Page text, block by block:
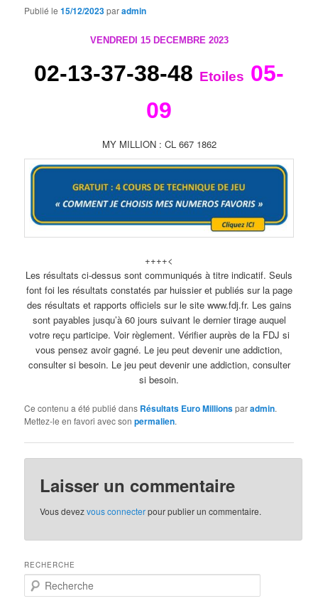
Publié le15/12/2023paradmin
VENDREDI 15 DECEMBRE 2023
02-13-37-38-48 Etoiles 05-
09
MY MILLION : CL 667 1862
++++<
Les résultats ci-dessus sont communiqués à titre indicatif. Seuls
font foi les résultats constatés par huissier et publiés sur la page
des résultats et rapports officiels sur le site www.fdj.fr. Les gains
sont payables jusqu’à 60 jours suivant le dernier tirage auquel
votre reçu participe. Voir règlement. Vérifier auprès de la FDJ si
vous pensez avoir gagné. Le jeu peut devenir une addiction,
consulter si besoin. Le jeu peut devenir une addiction, consulter
si besoin.
Ce contenu a été publié dans Résultats Euro Millionsparadmin.
Mettez-le en favori avec sonpermalien.
Laisser un commentaire
Vous devezvous connecterpour publier un commentaire.
RECHERCHE
e